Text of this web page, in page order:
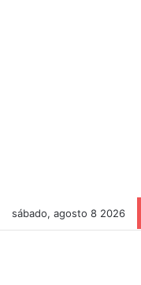
sábado, agosto 8 2026